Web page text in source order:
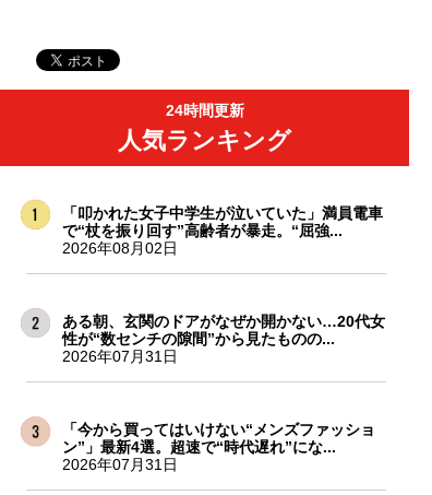
24時間更新
人気ランキング
「叩かれた女子中学生が泣いていた」満員電車
で“杖を振り回す”高齢者が暴走。“屈強...
2026年08月02日
ある朝、玄関のドアがなぜか開かない…20代女
性が“数センチの隙間”から見たものの...
2026年07月31日
「今から買ってはいけない“メンズファッショ
ン”」最新4選。超速で“時代遅れ”にな...
2026年07月31日